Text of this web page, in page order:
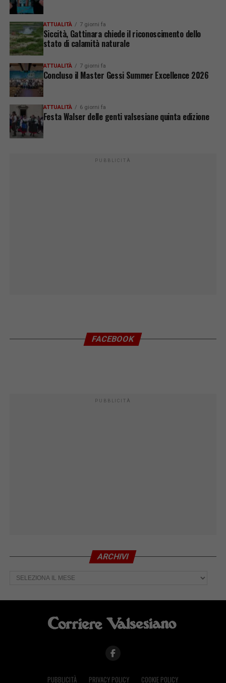
ATTUALITÀ 7 giorni fa
Siccità, Gattinara chiede il riconoscimento dello
stato di calamità naturale
ATTUALITÀ 7 giorni fa
Concluso il Master Gessi Summer Excellence 2026
ATTUALITÀ 6 giorni fa
Festa Walser delle genti valsesiane quinta edizione
PUBBLICITÀ
FACEBOOK
PUBBLICITÀ
ARCHIVI
Archivi
PUBBLICITÀ PRIVACY POLICY COOKIE POLICY